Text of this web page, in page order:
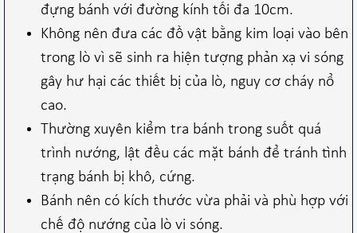
đựng bánh với đường kính tối đa 10cm.
Không nên đưa các đồ vật bằng kim loại vào bên
trong lò vì sẽ sinh ra hiện tượng phản xạ vi sóng
gây hư hại các thiết bị của lò, nguy cơ cháy nổ
cao.
Thường xuyên kiểm tra bánh trong suốt quá
trình nướng, lật đều các mặt bánh để tránh tình
trạng bánh bị khô, cứng.
Bánh nên có kích thước vừa phải và phù hợp với
chế độ nướng của lò vi sóng.